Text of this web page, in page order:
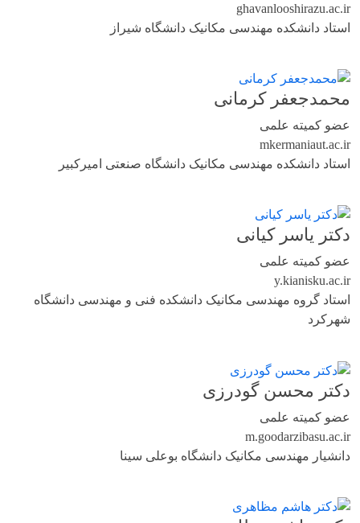
ghavanlooshirazu.ac.ir
استاد دانشکده مهندسی مکانیک دانشگاه شیراز
محمدجعفر کرمانی
عضو کمیته علمی
mkermaniaut.ac.ir
استاد دانشکده مهندسی مکانیک دانشگاه صنعتی امیرکبیر
دکتر یاسر کیانی
عضو کمیته علمی
y.kianisku.ac.ir
استاد گروه مهندسی مکانیک دانشکده فنی و مهندسی دانشگاه
شهرکرد
دکتر محسن گودرزی
عضو کمیته علمی
m.goodarzibasu.ac.ir
دانشیار مهندسی مکانیک دانشگاه بوعلی سینا